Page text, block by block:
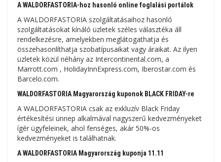
A WALDORFASTORIA-hoz hasonló online foglalási portálok
A WALDORFASTORIA szolgáltatásaihoz hasonló
szolgáltatásokat kínáló üzletek széles választéka áll
rendelkezésre, amelyekben meglátogathatja és
összehasonlíthatja szobatípusaikat vagy áraikat. Az ilyen
üzletek közül néhány az Intercontinental.com, a
Marrott.com , HolidayInnExpress.com, Iberostar.com és
Barcelo.com.
WALDORFASTORIA Magyarország kuponok BLACK FRIDAY-re
A WALDORFASTORIA csak az exkluzív Black Friday
értékesítési ünnep alkalmával nagyszerű kedvezményeket
ígér ügyfeleinek, ahol fenséges, akár 50%-os
kedvezményeket is találhatnak.
A WALDORFASTORIA Magyarország kuponja 11.11